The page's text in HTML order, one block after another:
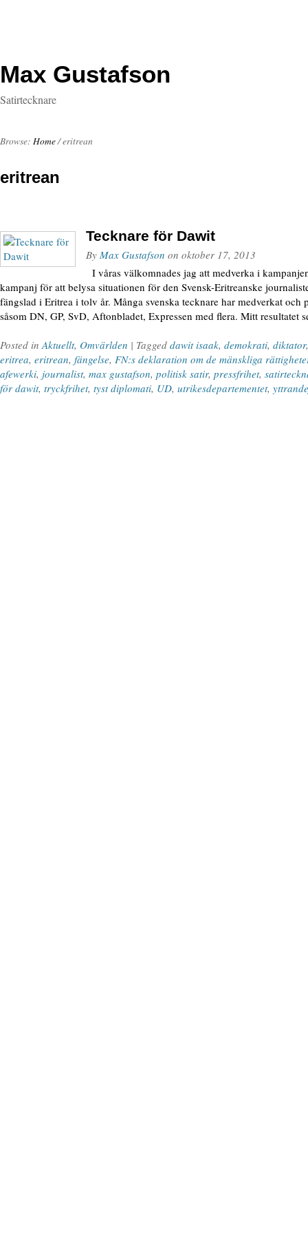
Max Gustafson
Satirtecknare
Browse: Home/eritrean
eritrean
Tecknare för Dawit
By Max Gustafson on oktober 17, 2013
I våras välkomnades jag att medverka i
kampanj för att belysa situationen för den Svensk-Eritreanske
fängslad i Eritrea i tolv år. Många svenska tecknare har medverkat och
såsom DN, GP, SvD, Aftonbladet, Expressen med flera. Mitt resultatet
Posted inAktuellt, Omvärlden | Tagged dawit isaak, demokrati, diktator
eritrea, eritrean, fängelse, FN:s deklaration om de mänskliga
afewerki, journalist, max gustafson, politisk satir, pressfrihet,
för dawit, tryckfrihet, tyst diplomati, UD, utrikesdepartementet,